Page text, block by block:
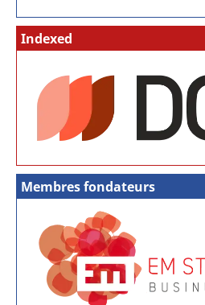
Indexed
Membres fondateurs